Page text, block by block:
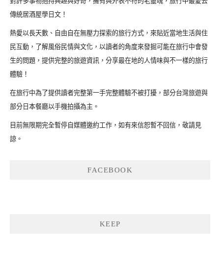
傳統居酒屋學日文！
熱愛以長天數、自由自在無壓力探索的旅行方式，來貼近當地生活與住
民互動，了解風俗民情與文化，以讀者的角度來發掘可能在旅行中會發
生的問題，提供完整的旅遊資訊，分享最在地的人情味與不一樣的旅行
體驗！
在旅行中為了提供讀者完整第一手完整體驗不被打擾，部分台灣旅遊與
部分日本餐廳以手機拍攝為主。
目前無限期完全暫停自媒體邀約工作，如有來信恕暫不回信，敬請見
諒。
FACEBOOK
KEEP